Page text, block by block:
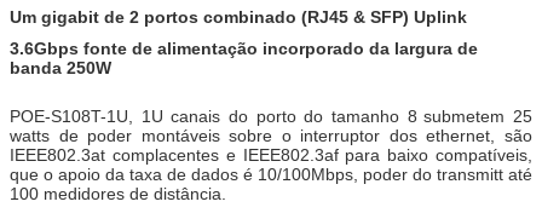
Um gigabit de 2 portos combinado (RJ45 & SFP) Uplink
3.6Gbps fonte de alimentação incorporado da largura de
banda 250W
POE-S108T-1U, 1U canais do porto do tamanho 8 submetem 25
watts de poder montáveis sobre o interruptor dos ethernet, são
IEEE802.3at complacentes e IEEE802.3af para baixo compatíveis,
que o apoio da taxa de dados é 10/100Mbps, poder do transmitt até
100 medidores de distância.